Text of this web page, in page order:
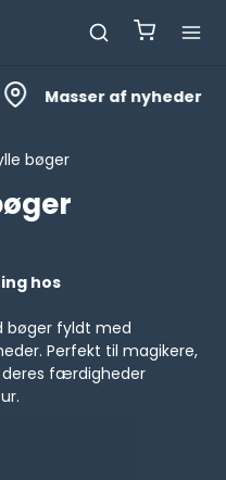
nyheder
bøger
hos
bøger fyldt med
Perfekt til magikere,
deres færdigheder